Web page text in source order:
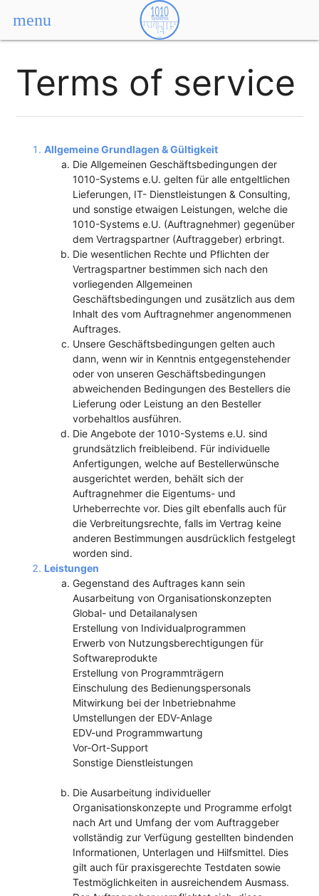
menu
Terms of service
Allgemeine Grundlagen & Gültigkeit
Die Allgemeinen Geschäftsbedingungen der
1010-Systems e.U. gelten für alle entgeltlichen
Lieferungen, IT- Dienstleistungen & Consulting,
und sonstige etwaigen Leistungen, welche die
1010-Systems e.U. (Auftragnehmer) gegenüber
dem Vertragspartner (Auftraggeber) erbringt.
Die wesentlichen Rechte und Pflichten der
Vertragspartner bestimmen sich nach den
vorliegenden Allgemeinen
Geschäftsbedingungen und zusätzlich aus dem
Inhalt des vom Auftragnehmer angenommenen
Auftrages.
Unsere Geschäftsbedingungen gelten auch
dann, wenn wir in Kenntnis entgegenstehender
oder von unseren Geschäftsbedingungen
abweichenden Bedingungen des Bestellers die
Lieferung oder Leistung an den Besteller
vorbehaltlos ausführen.
Die Angebote der 1010-Systems e.U. sind
grundsätzlich freibleibend. Für individuelle
Anfertigungen, welche auf Bestellerwünsche
ausgerichtet werden, behält sich der
Auftragnehmer die Eigentums- und
Urheberrechte vor. Dies gilt ebenfalls auch für
die Verbreitungsrechte, falls im Vertrag keine
anderen Bestimmungen ausdrücklich festgelegt
worden sind.
Leistungen
Gegenstand des Auftrages kann sein
Ausarbeitung von Organisationskonzepten
Global- und Detailanalysen
Erstellung von Individualprogrammen
Erwerb von Nutzungsberechtigungen für
Softwareprodukte
Erstellung von Programmträgern
Einschulung des Bedienungspersonals
Mitwirkung bei der Inbetriebnahme
Umstellungen der EDV-Anlage
EDV-und Programmwartung
Vor-Ort-Support
Sonstige Dienstleistungen
Die Ausarbeitung individueller
Organisationskonzepte und Programme erfolgt
nach Art und Umfang der vom Auftraggeber
vollständig zur Verfügung gestellten bindenden
Informationen, Unterlagen und Hilfsmittel. Dies
gilt auch für praxisgerechte Testdaten sowie
Testmöglichkeiten in ausreichendem Ausmass.